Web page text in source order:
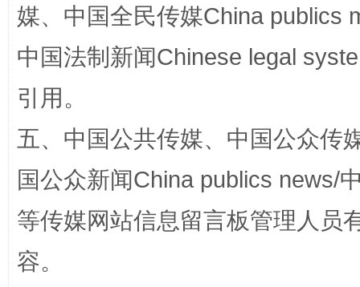
扯下公款旅游的“隐身衣” 如何以
“蜀中异人”王建安的艺术幻境
媒、中国全民传媒China publics
中国法制新闻Chinese legal
引用。
五、中国公共传媒、中国公众传
国公众新闻China publics news/
等传媒网站信息留言板管理人员
容。